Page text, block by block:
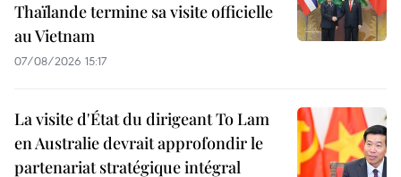
Thaïlande termine sa visite officielle
au Vietnam
07/08/2026 15:17
La visite d'État du dirigeant To Lam
en Australie devrait approfondir le
partenariat stratégique intégral